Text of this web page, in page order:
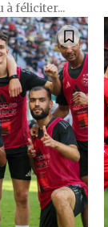
à féliciter...